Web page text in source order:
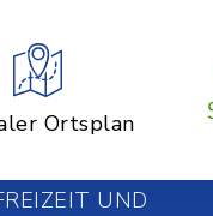
Ortsplan
UND